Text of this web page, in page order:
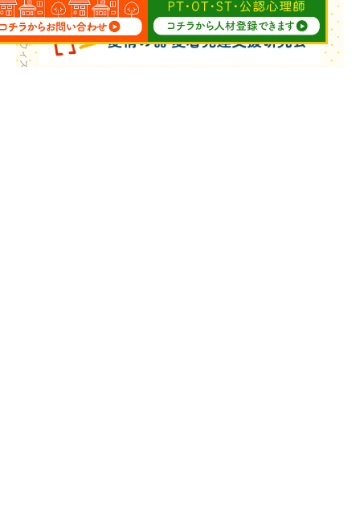
Copyright © ウィズ・ユー All Rights Reserved.